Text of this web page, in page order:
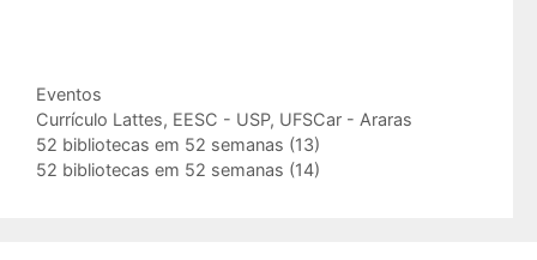
Categorias
Eventos
Tags
Currículo Lattes, EESC - USP, UFSCar - Araras
52 bibliotecas em 52 semanas (13)
52 bibliotecas em 52 semanas (14)